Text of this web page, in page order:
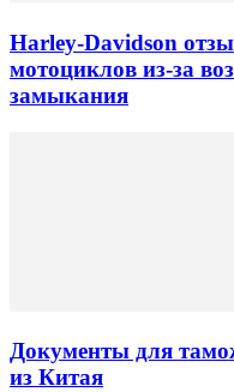
Harley-Davidson
мотоциклов из-за
замыкания
Документы для
из Китая